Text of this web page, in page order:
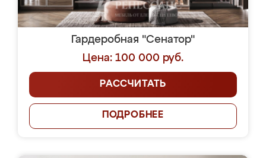
Гардеробная "Сенатор"
Цена: 100 000 руб.
РАССЧИТАТЬ
ПОДРОБНЕЕ